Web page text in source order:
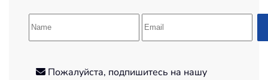
Пожалуйста, подпишитесь на нашу